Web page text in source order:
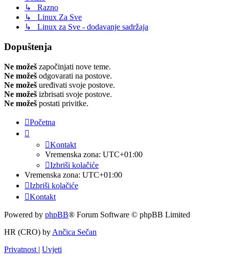
↳ Razno
↳ Linux Za Sve
↳ Linux za Sve - dodavanje sadržaja
Dopuštenja
Ne možeš započinjati nove teme.
Ne možeš odgovarati na postove.
Ne možeš uređivati svoje postove.
Ne možeš izbrisati svoje postove.
Ne možeš postati privitke.
Početna
Kontakt
Vremenska zona: UTC+01:00
Izbriši kolačiće
Vremenska zona: UTC+01:00
Izbriši kolačiće
Kontakt
Powered by phpBB® Forum Software © phpBB Limited
HR (CRO) by Ančica Sečan
Privatnost | Uvjeti